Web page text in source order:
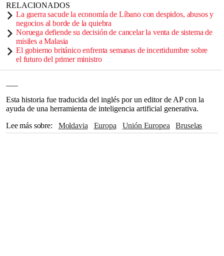
RELACIONADOS
La guerra sacude la economía de Líbano con despidos, abusos y
negocios al borde de la quiebra
Noruega defiende su decisión de cancelar la venta de sistema de
misiles a Malasia
El gobierno británico enfrenta semanas de incertidumbre sobre
el futuro del primer ministro
Esta historia fue traducida del inglés por un editor de AP con la
ayuda de una herramienta de inteligencia artificial generativa.
Lee más sobre
Moldavia Europa Unión Europea
Bruselas